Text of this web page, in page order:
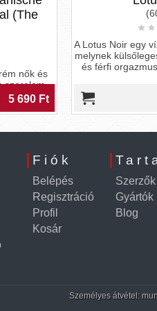
nők és
és
690 Ft
(60
A Lotus Noir egy
melynek külsőleges
és férfi orgazmus
Fiók
Belépés
Regisztráció
Profil
Kosár
Szerzők
Gyártók
Blog
Személyes átvétel: